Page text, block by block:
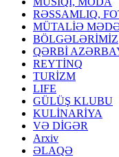
RƏSSAMLIQ,
MÜTALİƏ
BÖLGƏLƏRİMİZ
QƏRBİ
REYTİNQ
TURİZM
LIFE
GÜLÜŞ KLUBU
KULİNARİYA
VƏ DİGƏR
Arxiv
ƏLAQƏ